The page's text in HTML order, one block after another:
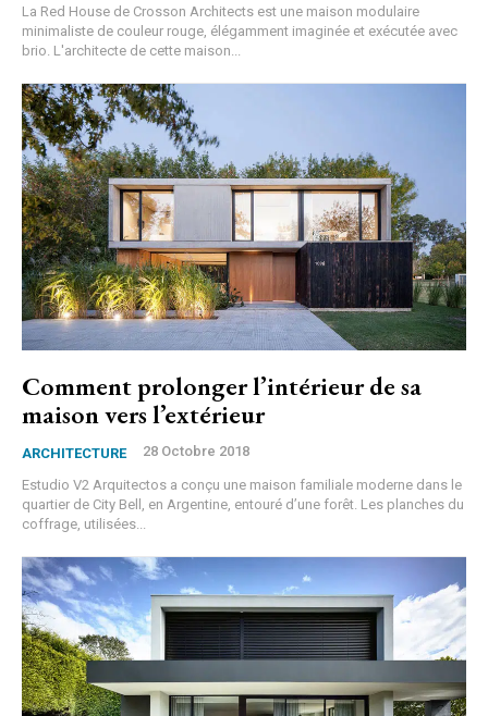
La Red House de Crosson Architects est une maison modulaire
minimaliste de couleur rouge, élégamment imaginée et exécutée avec
brio. L'architecte de cette maison...
Comment prolonger l’intérieur de sa
maison vers l’extérieur
ARCHITECTURE 28 Octobre 2018
Estudio V2 Arquitectos a conçu une maison familiale moderne dans le
quartier de City Bell, en Argentine, entouré d’une forêt. Les planches du
coffrage, utilisées...